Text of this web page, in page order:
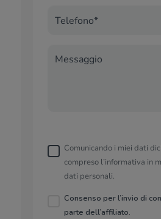
Telefono*
Messaggio
Comunicando i miei dati
compreso l’informativa in
dati personali.
Consenso per l’invio di
parte dell’affiliato.